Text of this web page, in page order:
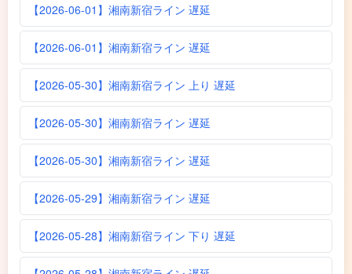
【2026-06-01】湘南新宿ライン 遅延
【2026-06-01】湘南新宿ライン 遅延
【2026-05-30】湘南新宿ライン 上り 遅延
【2026-05-30】湘南新宿ライン 遅延
【2026-05-30】湘南新宿ライン 遅延
【2026-05-29】湘南新宿ライン 遅延
【2026-05-28】湘南新宿ライン 下り 遅延